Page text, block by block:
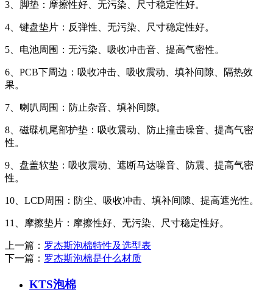
3、脚垫：摩擦性好、无污染、尺寸稳定性好。
4、键盘垫片：反弹性、无污染、尺寸稳定性好。
5、电池周围：无污染、吸收冲击音、提高气密性。
6、PCB下周边：吸收冲击、吸收震动、填补间隙、隔热效
果。
7、喇叭周围：防止杂音、填补间隙。
8、磁碟机尾部护垫：吸收震动、防止撞击噪音、提高气密
性。
9、盘盖软垫：吸收震动、遮断马达噪音、防震、提高气密
性。
10、LCD周围：防尘、吸收冲击、填补间隙、提高遮光性。
11、摩擦垫片：摩擦性好、无污染、尺寸稳定性好。
上一篇： 罗杰斯泡棉特性及选型表
下一篇： 罗杰斯泡棉是什么材质
KTS泡棉